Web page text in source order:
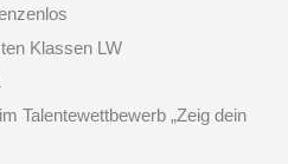
Klassen LW
Talentewettbewerb „Zeig dein